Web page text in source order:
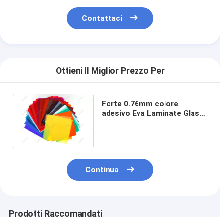
Contattaci
Ottieni Il Miglior Prezzo Per
Forte 0.76mm colore
adesivo Eva Laminate Glass
Continua
Prodotti Raccomandati